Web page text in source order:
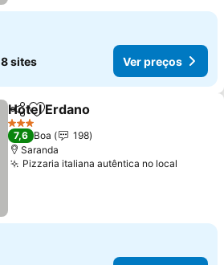
8 sites Ver preços
PartilharAdicionar aos favoritos
Hotel Erdano
3 Estrelas
7,6 Boa
198
Saranda
Pizzaria italiana autêntica no local